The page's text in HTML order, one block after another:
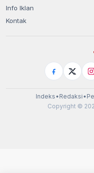
Info Iklan
Kontak
Indeks • Redaksi •
Copyright ©